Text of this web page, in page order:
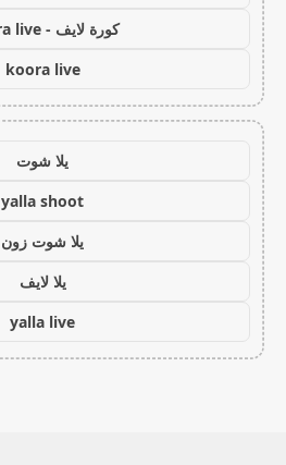
كورة لايف - koora live
koora live
يلا شوت
yalla shoot
يلا شوت زون
يلا لايف
yalla live